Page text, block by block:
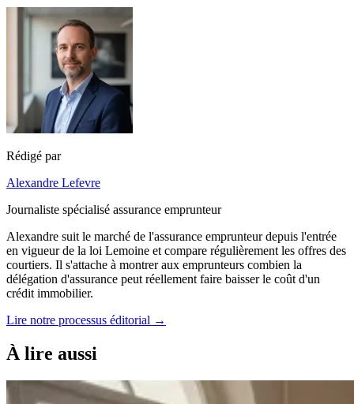
Rédigé par
Alexandre Lefevre
Journaliste spécialisé assurance emprunteur
Alexandre suit le marché de l'assurance emprunteur depuis l'entrée
en vigueur de la loi Lemoine et compare régulièrement les offres des
courtiers. Il s'attache à montrer aux emprunteurs combien la
délégation d'assurance peut réellement faire baisser le coût d'un
crédit immobilier.
Lire notre processus éditorial →
À lire aussi